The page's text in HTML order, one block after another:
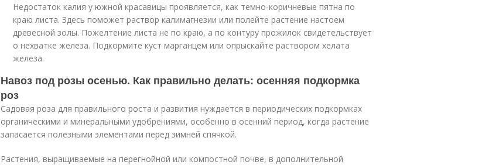
Недостаток калия у южной красавицы проявляется, как темно-коричневые пятна по
краю листа. Здесь поможет раствор калимагнезии или полейте растение настоем
древесной золы. Пожелтение листа не по краю, а по контуру прожилок свидетельствует
о нехватке железа. Подкормите куст марганцем или опрыскайте раствором хелата
железа.
Навоз под розы осенью. Как правильно делать: осенняя подкормка
роз
Садовая роза для правильного роста и развития нуждается в периодических подкормках
органическими и минеральными удобрениями, особенно в осенний период, когда растение
запасается полезными элементами перед зимней спячкой.
Растения, выращиваемые на перегнойной или компостной почве, в дополнительной